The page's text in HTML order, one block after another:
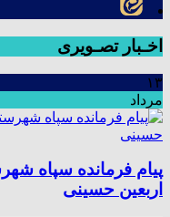
اخـبار تصـویری
۱۳
مرداد
پیام فرمانده سپاه
اربعین حسینی